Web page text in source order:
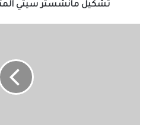
تشكيل مانشستر سيتي